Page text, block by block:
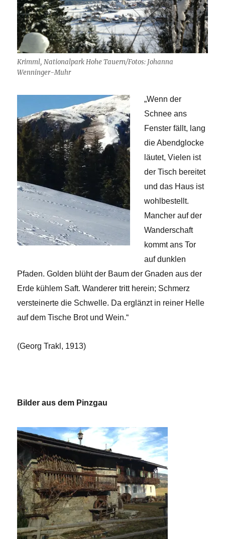
Krimml, Nationalpark Hohe Tauern/Fotos: Johanna
Wenninger-Muhr
„Wenn der
Schnee ans
Fenster fällt, lang
die Abendglocke
läutet, Vielen ist
der Tisch bereitet
und das Haus ist
wohlbestellt.
Mancher auf der
Wanderschaft
kommt ans Tor
auf dunklen
Pfaden. Golden blüht der Baum der Gnaden aus der
Erde kühlem Saft. Wanderer tritt herein; Schmerz
versteinerte die Schwelle. Da erglänzt in reiner Helle
auf dem Tische Brot und Wein.“
(Georg Trakl, 1913)
Bilder aus dem Pinzgau